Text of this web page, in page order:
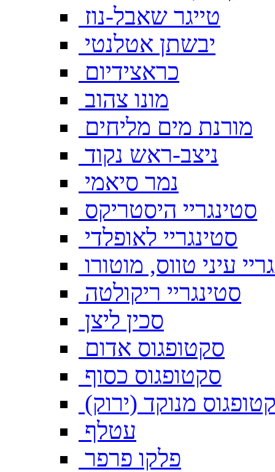
טייגר שאבל-נוז
יבשתן אטלנטי
כראצידיום
מונו צהוב
מורנת מים מליחים
ניצב-ראש נקוד
נמר סיאמי
סטינגריי היסטריקס
סטינגריי לאופלדי
עיני טווס, מוטורו
סטינגריי ריקולטה
סכין ליצן
סקטופגוס אדום
סקטופגוס כסוף
מנוקד (ירוק)
עטלף
פלקו פרפר